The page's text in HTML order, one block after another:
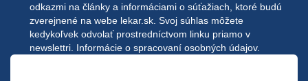
odkazmi na články a informáciami o súťažiach, ktoré budú
zverejnené na webe lekar.sk. Svoj súhlas môžete
kedykoľvek odvolať prostredníctvom linku priamo v
newslettri. Informácie o spracovaní osobných údajov.